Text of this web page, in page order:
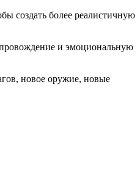
создать более реалистичную
и эмоциональную
новое оружие, новые